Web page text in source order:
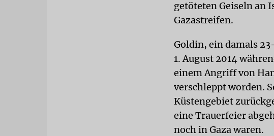
getöteten Geiseln an
Gazastreifen.
Goldin, ein damals
1. August 2014
einem Angriff von
verschleppt worden.
Küstengebiet
eine Trauerfeier
noch in Gaza waren.